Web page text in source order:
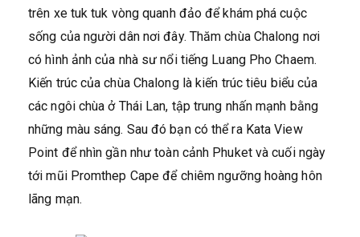
trên xe tuk tuk vòng quanh đảo để khám phá cuộc
sống của người dân nơi đây. Thăm chùa Chalong nơi
có hình ảnh của nhà sư nổi tiếng Luang Pho Chaem.
Kiến trúc của chùa Chalong là kiến trúc tiêu biểu của
các ngôi chùa ở Thái Lan, tập trung nhấn mạnh bằng
những màu sáng. Sau đó bạn có thể ra Kata View
Point để nhìn gần như toàn cảnh Phuket và cuối ngày
tới mũi Promthep Cape để chiêm ngưỡng hoàng hôn
lãng mạn.